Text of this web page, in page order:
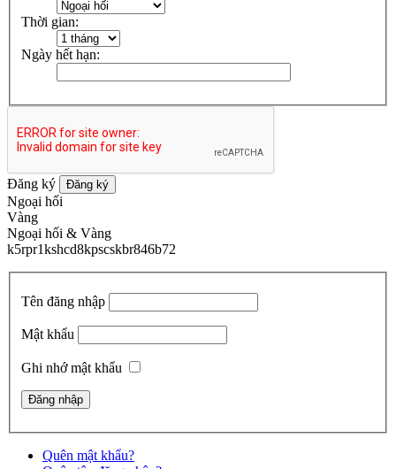
Thời gian:
Ngày hết hạn:
Đăng ký Đăng ký
Ngoại hối
Vàng
Ngoại hối & Vàng
k5rpr1kshcd8kpscskbr846b72
Tên đăng nhập
Mật khẩu
Ghi nhớ mật khẩu
Quên mật khẩu?